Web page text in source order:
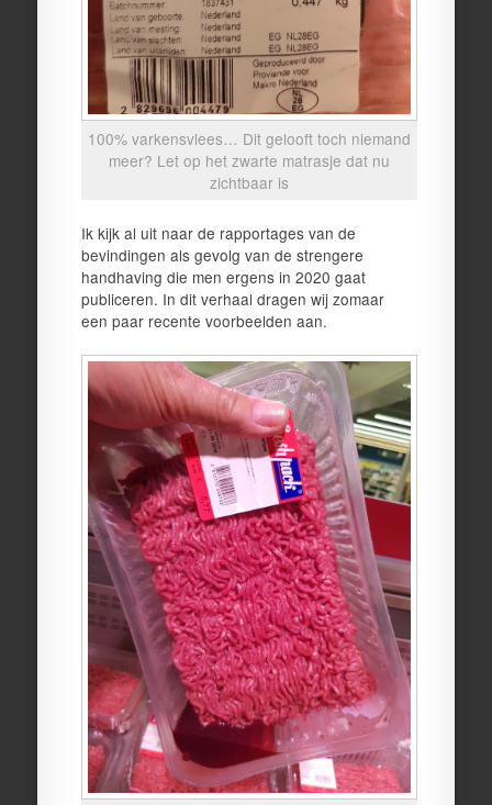
100% varkensvlees… Dit gelooft toch niemand
meer? Let op het zwarte matrasje dat nu
zichtbaar is
Ik kijk al uit naar de rapportages van de
bevindingen als gevolg van de strengere
handhaving die men ergens in 2020 gaat
publiceren. In dit verhaal dragen wij zomaar
een paar recente voorbeelden aan.